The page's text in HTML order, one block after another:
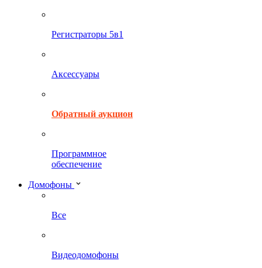
Регистраторы 5в1
Аксессуары
Обратный аукцион
Программное
обеспечение
Домофоны
Все
Видеодомофоны